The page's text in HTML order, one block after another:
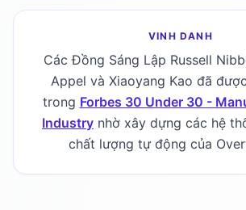
VINH DANH
Các Đồng Sáng Lập Russell
Appel và Xiaoyang Kao đã
trong Forbes 30 Under 30 -
Industry nhờ xây dựng các hệ
chất lượng tự động của